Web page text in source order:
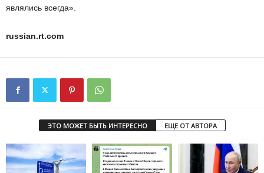
являлись всегда».
russian.rt.com
ЭТО МОЖЕТ БЫТЬ ИНТЕРЕСНО ЕЩЕ ОТ АВТОРА